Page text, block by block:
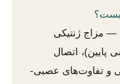
— مزاج ژنتیکی
پایین)، اتصال
و تفاوت‌های عصبی-